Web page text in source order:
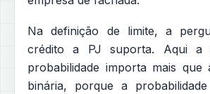
Na definição de limite, a
crédito a PJ suporta. Aqui a
probabilidade importa mais que
binária, porque a